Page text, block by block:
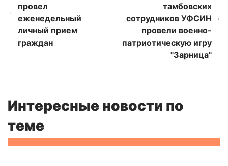
провел
еженедельный
личный прием
граждан
тамбовских
сотрудников УФСИН
провели военно-
патриотическую игру
"Зарница"
Интересные новости по
теме